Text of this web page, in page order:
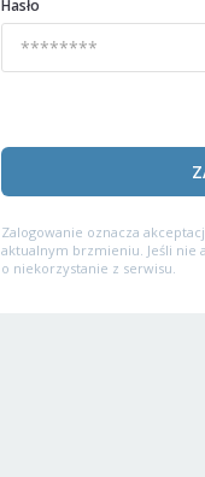
Hasło
Zalogowanie oznacza
aktualnym brzmieniu. Jeśli nie
o niekorzystanie z serwisu.